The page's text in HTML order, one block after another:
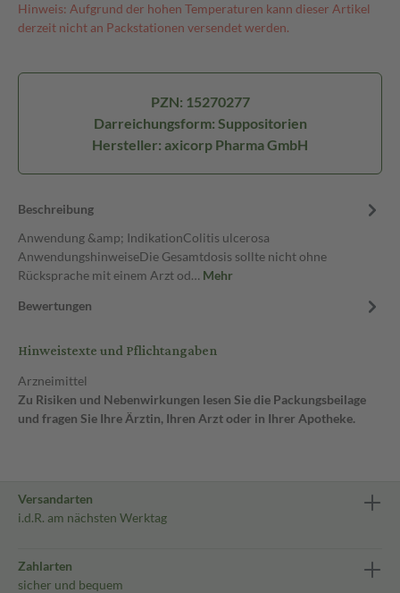
Hinweis: Aufgrund der hohen Temperaturen kann dieser Artikel
derzeit nicht an Packstationen versendet werden.
PZN: 15270277
Darreichungsform: Suppositorien
Hersteller: axicorp Pharma GmbH
Beschreibung
Anwendung &amp; IndikationColitis ulcerosa
AnwendungshinweiseDie Gesamtdosis sollte nicht ohne
Rücksprache mit einem Arzt od… Mehr
Bewertungen
Hinweistexte und Pflichtangaben
Arzneimittel
Zu Risiken und Nebenwirkungen lesen Sie die Packungsbeilage
und fragen Sie Ihre Ärztin, Ihren Arzt oder in Ihrer Apotheke.
Versandarten
i.d.R. am nächsten Werktag
Zahlarten
sicher und bequem